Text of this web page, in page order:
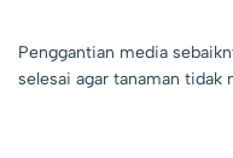
Penggantian media
selesai agar tanaman tidak